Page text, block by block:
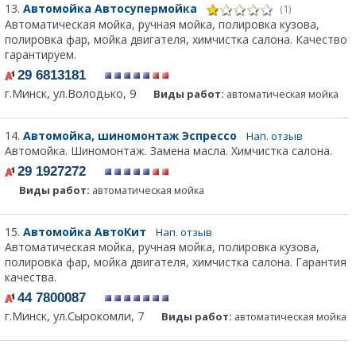
13. Автомойка Автосупермойка (1)
Автоматическая мойка, ручная мойка, полировка кузова,
полировка фар, мойка двигателя, химчистка салона. Качество
гарантируем.
29 6813181
г.Минск, ул.Володько, 9
Виды работ: автоматическая мойка
14. Автомойка, шиномонтаж Эспрессо Нап. отзыв
Автомойка. Шиномонтаж. Замена масла. Химчистка салона.
29 1927272
Виды работ: автоматическая мойка
15. Автомойка АвтоКит Нап. отзыв
Автоматическая мойка, ручная мойка, полировка кузова,
полировка фар, мойка двигателя, химчистка салона. Гарантия
качества.
44 7800087
г.Минск, ул.Сырокомли, 7
Виды работ: автоматическая мойка